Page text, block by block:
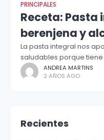
PRINCIPALES
Receta: Pasta
berenjena y
La pasta integral nos
saludables porque
digestiva, entre otras
ANDREA MARTINS
2 AÑOS AGO
Recientes